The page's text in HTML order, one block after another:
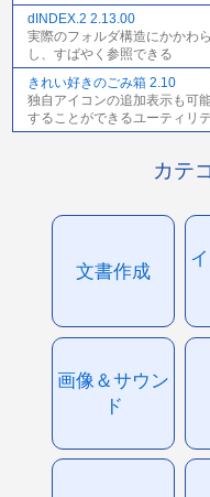
dINDEX.2 2.13.00
実際のフォルダ構造にかかわ
し、すばやく参照できる
きれい好きのごみ箱 2.10
独自アイコンの追加表示も可
することができるユーティリ
カテ
文書作成
画像＆サウン
ド